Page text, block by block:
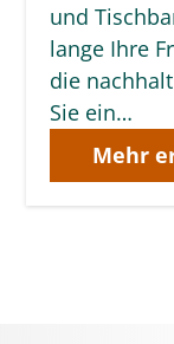
und
lange Ihre
die
Sie ein…
Mehr